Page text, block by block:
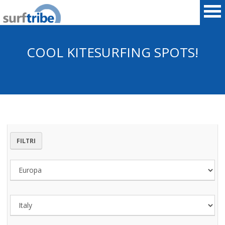
KITESURF
SNOWBOARD
SUP
COOL KITESURFING SPOTS!
FILTRI